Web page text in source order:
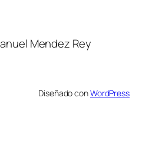
Mendez Rey
Diseñado conWordPress